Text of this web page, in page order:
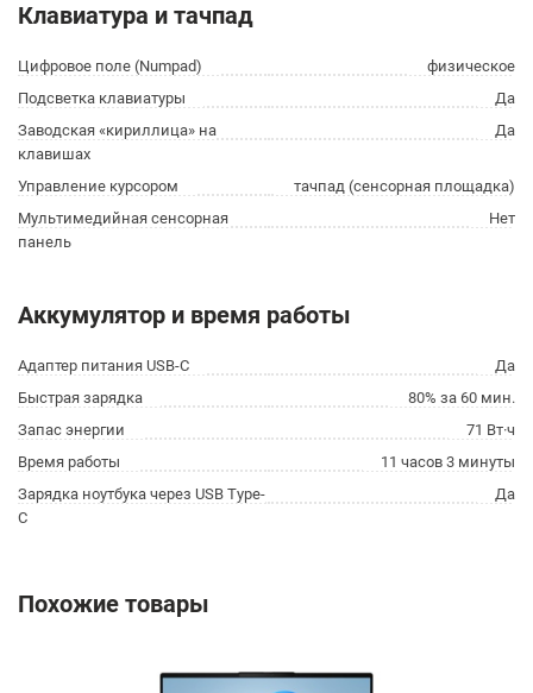
Клавиатура и тачпад
Цифровое поле (Numpad)
физическое
Подсветка клавиатуры
Да
Заводская «кириллица» на
клавишах
Да
Управление курсором
тачпад (сенсорная площадка)
Мультимедийная сенсорная
панель
Нет
Аккумулятор и время работы
Адаптер питания USB-C
Да
Быстрая зарядка
80% за 60 мин.
Запас энергии
71 Вт·ч
Время работы
11 часов 3 минуты
Зарядка ноутбука через USB Type-
C
Да
Похожие товары